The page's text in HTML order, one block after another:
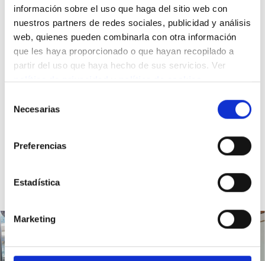
información sobre el uso que haga del sitio web con
nuestros partners de redes sociales, publicidad y análisis
web, quienes pueden combinarla con otra información
que les haya proporcionado o que hayan recopilado a
partir del uso que haya hecho de sus servicios. Ver
política de privacidadypolítica de cookies.
Necesarias
Preferencias
Estadística
Marketing
I'm not sure, i'd like more information